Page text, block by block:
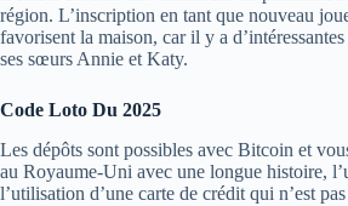
région. L’inscription en tant que nouveau
favorisent la maison, car il y a
ses sœurs Annie et Katy.
Code Loto Du 2025
Les dépôts sont possibles avec Bitcoin et
au Royaume-Uni avec une longue histoire,
l’utilisation d’une carte de crédit qui n’est